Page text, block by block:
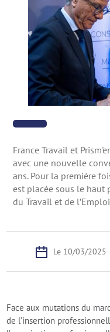
France Travail et
avec une nouvelle
ans. Pour la première
est placée sous le haut
du Travail et de
Le 10/03/2025
Face aux mutations du
de l’insertion